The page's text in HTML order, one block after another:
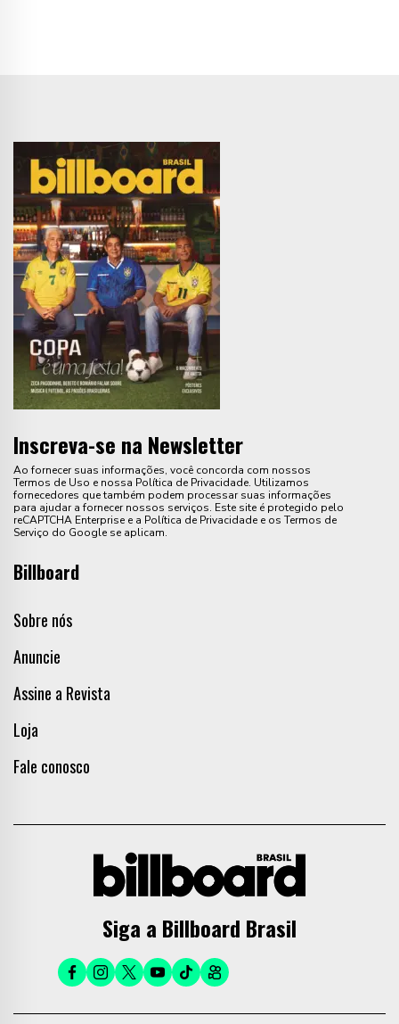
Inscreva-se na Newsletter
Ao fornecer suas informações, você concorda com nossos
Termos de Uso e nossa Política de Privacidade. Utilizamos
fornecedores que também podem processar suas informações
para ajudar a fornecer nossos serviços. Este site é protegido pelo
reCAPTCHA Enterprise e a Política de Privacidade e os Termos de
Serviço do Google se aplicam.
Billboard
Sobre nós
Anuncie
Assine a Revista
Loja
Fale conosco
Siga a Billboard Brasil